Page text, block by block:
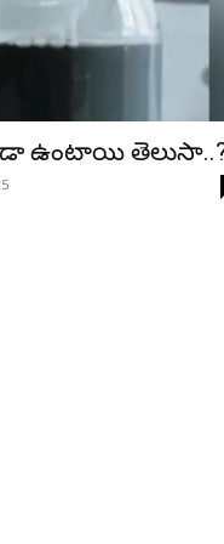
ఉంటాయి